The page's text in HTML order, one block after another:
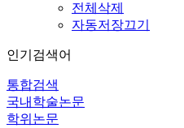
전체삭제
자동저장끄기
인기검색어
통합검색
국내학술논문
학위논문